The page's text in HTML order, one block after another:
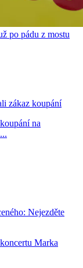
po pádu z mostu
zákaz koupání
na
Nejezděte
Marka